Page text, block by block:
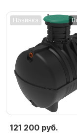
Новинка
121 200 руб.